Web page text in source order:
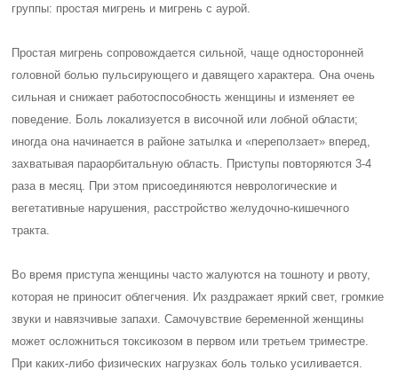
группы: простая мигрень и мигрень с аурой.
Простая мигрень сопровождается сильной, чаще односторонней
головной болью пульсирующего и давящего характера. Она очень
сильная и снижает работоспособность женщины и изменяет ее
поведение. Боль локализуется в височной или лобной области;
иногда она начинается в районе затылка и «переползает» вперед,
захватывая параорбитальную область. Приступы повторяются 3-4
раза в месяц. При этом присоединяются неврологические и
вегетативные нарушения, расстройство желудочно-кишечного
тракта.
Во время приступа женщины часто жалуются на тошноту и рвоту,
которая не приносит облегчения. Их раздражает яркий свет, громкие
звуки и навязчивые запахи. Самочувствие беременной женщины
может осложниться токсикозом в первом или третьем триместре.
При каких-либо физических нагрузках боль только усиливается.